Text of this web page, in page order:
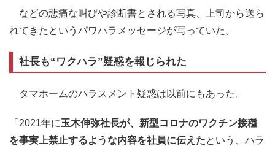
などの悲痛な叫びや診断書とされる写真、上司から送ら
れてきたというパワハラメッセージが写っていた。
社長も“ワクハラ”疑惑を報じられた
タマホームのハラスメント疑惑は以前にもあった。
「2021年に玉木伸弥社長が、新型コロナのワクチン接種
を事実上禁止するような内容を社員に伝えたという、ハラ